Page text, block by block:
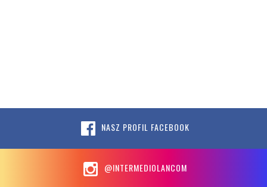
NASZ PROFIL FACEBOOK
@INTERMEDIOLANCOM